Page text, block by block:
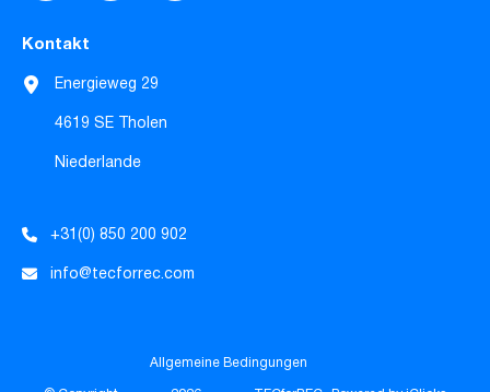
Kontakt
Energieweg 29
4619 SE Tholen
Niederlande
+31(0) 850 200 902
info@tecforrec.com
Allgemeine Bedingungen